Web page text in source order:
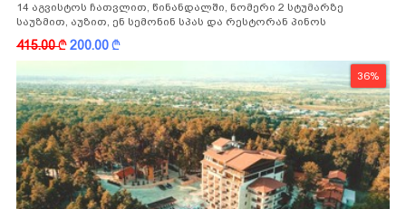
14 აგვისტოს ჩათვლით, წინანდალში, ნომერი 2 სტუმარზე
საუზმით, აუზით, ენ სემონინ სპას და რესტორან პინოს
ფასდაკლებით
415.00k200.00k
36%